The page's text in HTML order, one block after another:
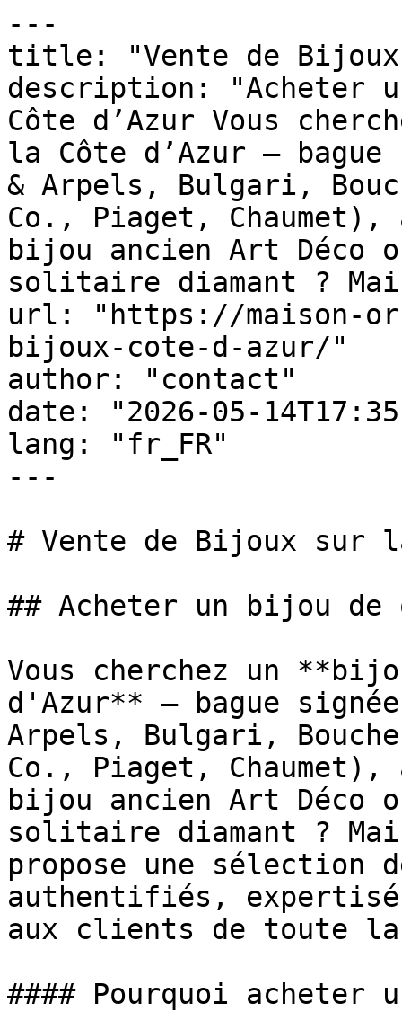
---
title: "Vente de Bijoux
description: "Acheter
Côte d’Azur Vous
la Côte d’Azur —
& Arpels, Bulgari,
Co., Piaget,
bijou ancien Art Déco
solitaire diamant ?
url: "https://maison-
bijoux-cote-d-azur/"
author: "contact"
date: "2026-05-
lang: "fr_FR"
---
# Vente de Bijoux sur
## Acheter un bijou
Vous cherchez un
d'Azur** — bague
Arpels, Bulgari,
Co., Piaget,
bijou ancien Art Déco
solitaire diamant ?
propose une sélection
authentifiés,
aux clients de toute la
#### Pourquoi acheter